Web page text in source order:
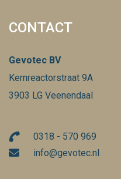
CONTACT
Gevotec BV
Kernreactorstraat 9A
3903 LG Veenendaal
0318 - 570 969
info@gevotec.nl